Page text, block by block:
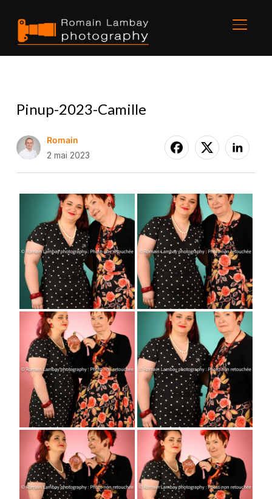
Pinup-2023-Camille
Romain
2 mai 2023